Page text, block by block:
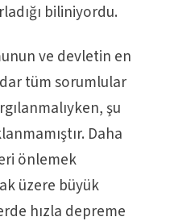
biliniyordu.
ve devletin en
tüm sorumlular
şu
Daha
önlemek
üzere büyük
hızla depreme